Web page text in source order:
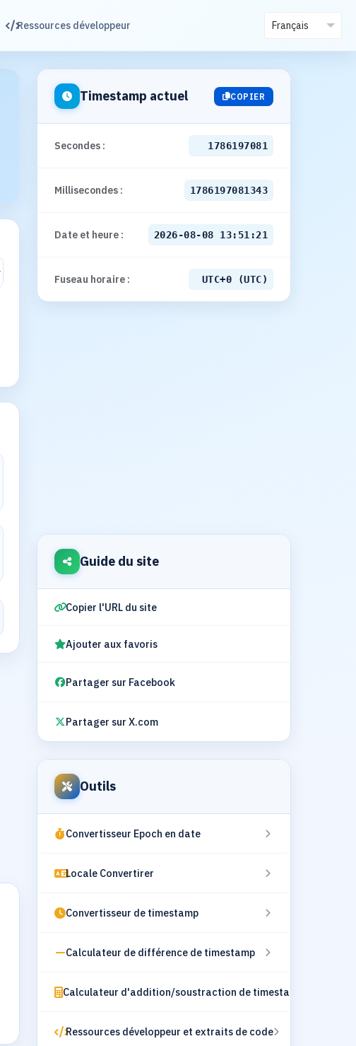
Ressources développeur
Timestamp actuel COPIER
Secondes : 1786197082
Millisecondes : 1786197082343
Date et heure : 2026-08-08 13:51:22
Fuseau horaire : UTC+0 (UTC)
Guide du site
Copier l'URL du site
Ajouter aux favoris
Partager sur Facebook
Partager sur X.com
Outils
Convertisseur Epoch en date
Locale Convertirer
Convertisseur de timestamp
Calculateur de différence de timestamp
Calculateur d'addition/soustraction de timestamp
Ressources développeur et extraits de code